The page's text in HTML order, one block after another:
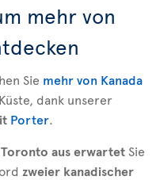
mehr von
Sie mehr von Kanada
dank unserer
Porter.
aus erwartetSie
zweier kanadischer